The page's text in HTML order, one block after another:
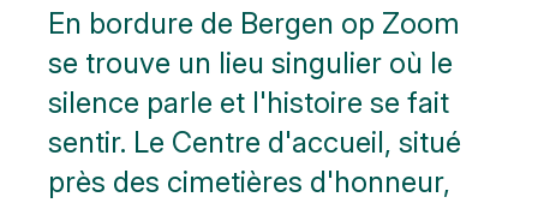
En bordure de Bergen op Zoom
se trouve un lieu singulier où le
silence parle et l'histoire se fait
sentir. Le Centre d'accueil, situé
près des cimetières d'honneur,